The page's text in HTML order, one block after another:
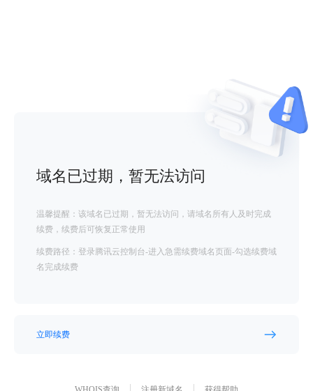
域名已过期，暂无法访问
温馨提醒：该域名已过期，暂无法访问，请域名所有人及时完成
续费，续费后可恢复正常使用
续费路径：登录腾讯云控制台-进入急需续费域名页面-勾选续费域
名完成续费
立即续费